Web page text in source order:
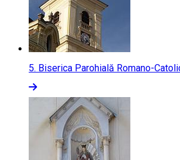
5. Biserica Parohială Romano-